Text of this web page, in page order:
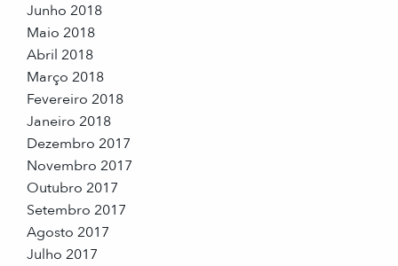
Junho 2018
Maio 2018
Abril 2018
Março 2018
Fevereiro 2018
Janeiro 2018
Dezembro 2017
Novembro 2017
Outubro 2017
Setembro 2017
Agosto 2017
Julho 2017